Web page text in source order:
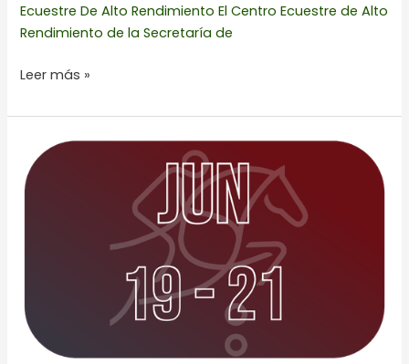
Ecuestre De Alto Rendimiento El Centro Ecuestre de Alto
Rendimiento de la Secretaría de
Leer más »
FECHA
CIRCUITO
ECUESTRE